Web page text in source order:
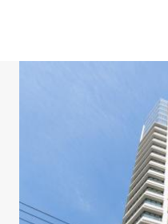
り・眺望・通風良好です